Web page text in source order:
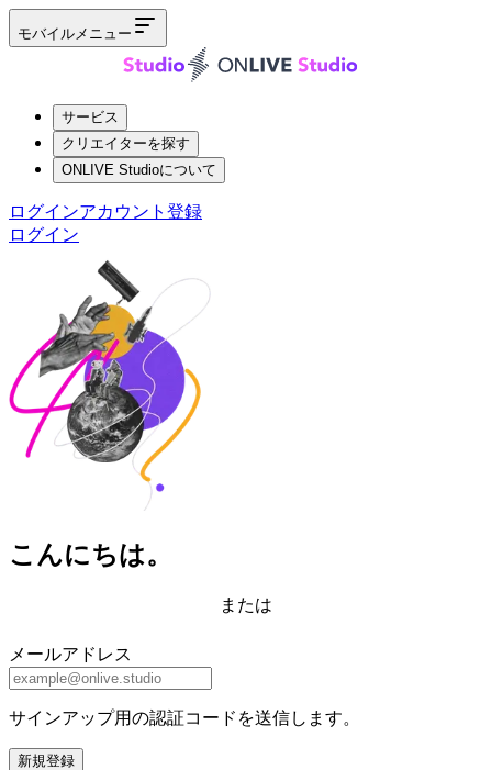
モバイルメニュー
サービス
クリエイターを探す
ONLIVE Studioについて
ログインアカウント登録
ログイン
こんにちは。
または
メールアドレス
サインアップ用の認証コードを送信します。
新規登録